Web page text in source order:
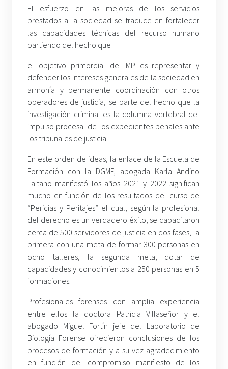
El esfuerzo en las mejoras de los servicios
prestados a la sociedad se traduce en fortalecer
las capacidades técnicas del recurso humano
partiendo del hecho que
el objetivo primordial del MP es representar y
defender los intereses generales de la sociedad en
armonía y permanente coordinación con otros
operadores de justicia, se parte del hecho que la
investigación criminal es la columna vertebral del
impulso procesal de los expedientes penales ante
los tribunales de justicia.
En este orden de ideas, la enlace de la Escuela de
Formación con la DGMF, abogada Karla Andino
Laitano manifestó los años 2021 y 2022 significan
mucho en función de los resultados del curso de
“Pericias y Peritajes” el cual, según la profesional
del derecho es un verdadero éxito, se capacitaron
cerca de 500 servidores de justicia en dos fases, la
primera con una meta de formar 300 personas en
ocho talleres, la segunda meta, dotar de
capacidades y conocimientos a 250 personas en 5
formaciones.
Profesionales forenses con amplia experiencia
entre ellos la doctora Patricia Villaseñor y el
abogado Miguel Fortín jefe del Laboratorio de
Biología Forense ofrecieron conclusiones de los
procesos de formación y a su vez agradecimiento
en función del compromiso manifiesto de los